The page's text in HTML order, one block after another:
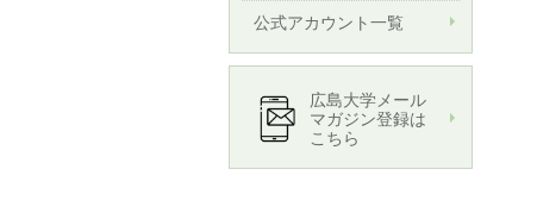
公式アカウント一覧
広島大学メール
マガジン登録は
こちら